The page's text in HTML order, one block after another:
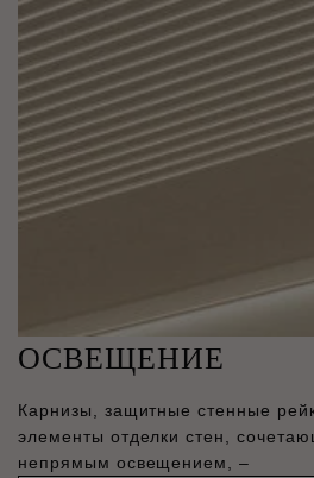
ОСВЕЩЕНИЕ
Карнизы, защитные стенные
элементы отделки стен,
непрямым освещением, –